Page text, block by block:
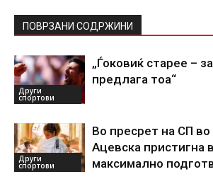
ПОВРЗАНИ СОДРЖИНИ
Други
спортови
„Ѓоковиќ старее –
предлага тоа“
Други
спортови
Во пресрет на СП во
Ацевска пристигна
максимално